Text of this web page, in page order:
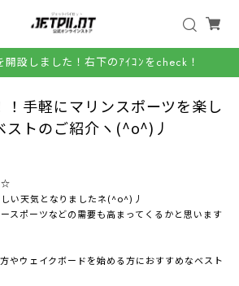
開設しました！右下のｱｲｺﾝをcheck！
！手軽にマリンスポーツを楽し
ストのご紹介ヽ(^o^)丿
☆
い天気となりましたネ(^o^)丿
スポーツなどの需要も高まってくるかと思います
やウェイクボードを始める方におすすめなベスト